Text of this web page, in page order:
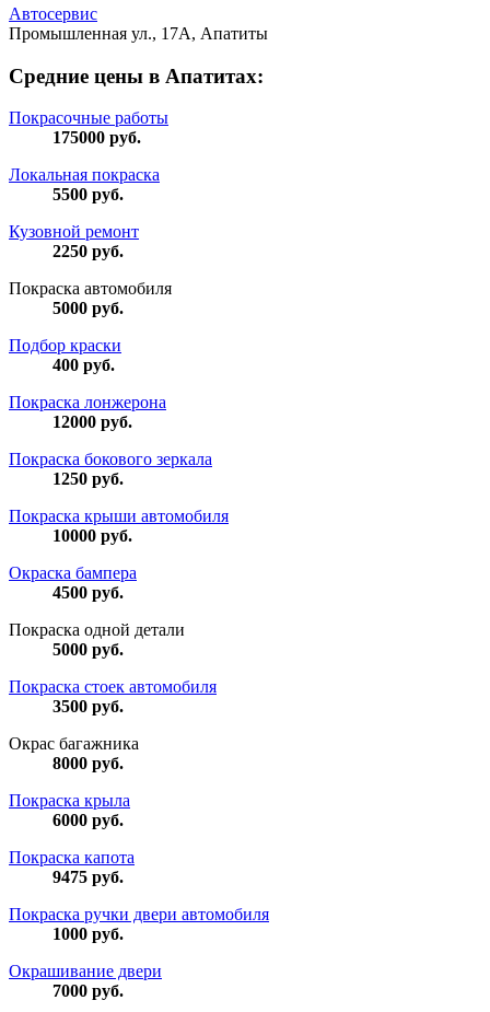
Автосервис
Промышленная ул., 17А, Апатиты
Средние цены в Апатитах:
Покрасочные работы
175000 руб.
Локальная покраска
5500 руб.
Кузовной ремонт
2250 руб.
Покраска автомобиля
5000 руб.
Подбор краски
400 руб.
Покраска лонжерона
12000 руб.
Покраска бокового зеркала
1250 руб.
Покраска крыши автомобиля
10000 руб.
Окраска бампера
4500 руб.
Покраска одной детали
5000 руб.
Покраска стоек автомобиля
3500 руб.
Окрас багажника
8000 руб.
Покраска крыла
6000 руб.
Покраска капота
9475 руб.
Покраска ручки двери автомобиля
1000 руб.
Окрашивание двери
7000 руб.